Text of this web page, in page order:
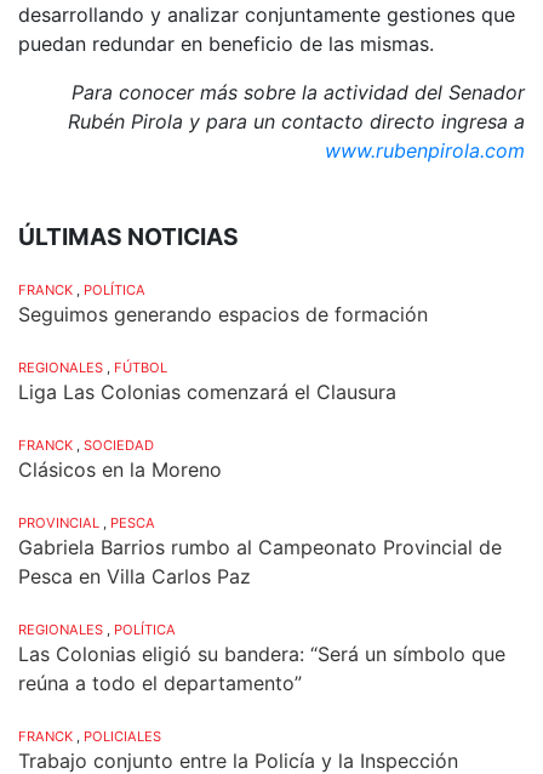
desarrollando y analizar conjuntamente gestiones que
puedan redundar en beneficio de las mismas.
Para conocer más sobre la actividad del Senador
Rubén Pirola y para un contacto directo ingresa a
www.rubenpirola.com
ÚLTIMAS NOTICIAS
FRANCK , POLÍTICA
Seguimos generando espacios de formación
REGIONALES , FÚTBOL
Liga Las Colonias comenzará el Clausura
FRANCK , SOCIEDAD
Clásicos en la Moreno
PROVINCIAL , PESCA
Gabriela Barrios rumbo al Campeonato Provincial de
Pesca en Villa Carlos Paz
REGIONALES , POLÍTICA
Las Colonias eligió su bandera: “Será un símbolo que
reúna a todo el departamento”
FRANCK , POLICIALES
Trabajo conjunto entre la Policía y la Inspección